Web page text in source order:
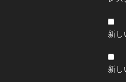
新し
新し